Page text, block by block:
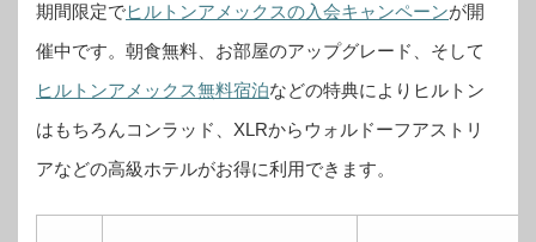
期間限定でヒルトンアメックスの入会キャンペーンが開
催中です。 朝食無料、お部屋のアップグレード、そして
ヒルトンアメックス無料宿泊などの特典によりヒルトン
はもちろんコンラッド、XLRからウォルドーフアストリ
アなどの高級ホテルがお得に利用できます。